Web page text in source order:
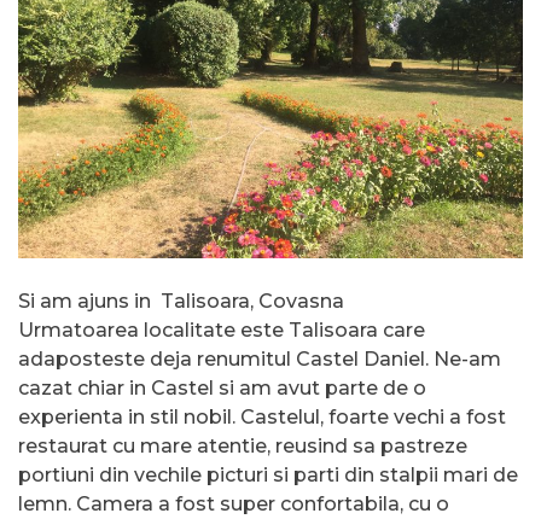
Si am ajuns in Talisoara, Covasna
Urmatoarea localitate este Talisoara care
adaposteste deja renumitul Castel Daniel. Ne-am
cazat chiar in Castel si am avut parte de o
experienta in stil nobil. Castelul, foarte vechi a fost
restaurat cu mare atentie, reusind sa pastreze
portiuni din vechile picturi si parti din stalpii mari de
lemn. Camera a fost super confortabila, cu o